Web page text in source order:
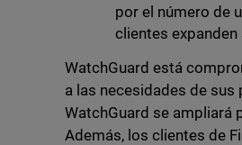
por el número de
clientes
WatchGuard está
a las necesidades de
WatchGuard se ampliará
Además, los clientes de